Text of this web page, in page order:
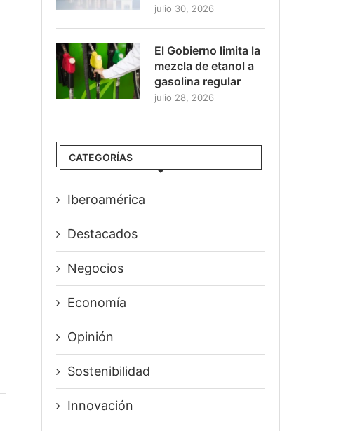
julio 30, 2026
El Gobierno limita la
mezcla de etanol a
gasolina regular
julio 28, 2026
CATEGORÍAS
Iberoamérica
Destacados
Negocios
Economía
Opinión
Sostenibilidad
Innovación